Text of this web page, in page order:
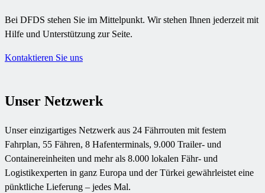
Bei DFDS stehen Sie im Mittelpunkt. Wir stehen Ihnen jederzeit mit
Hilfe und Unterstützung zur Seite.
Kontaktieren Sie uns
Unser Netzwerk
Unser einzigartiges Netzwerk aus 24 Fährrouten mit festem
Fahrplan, 55 Fähren, 8 Hafenterminals, 9.000 Trailer- und
Containereinheiten und mehr als 8.000 lokalen Fähr- und
Logistikexperten in ganz Europa und der Türkei gewährleistet eine
pünktliche Lieferung – jedes Mal.